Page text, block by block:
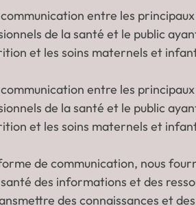
entre les
de la santé et le public
et les soins maternels et
entre les
de la santé et le public
et les soins maternels et
de communication, nous
des informations et des
des connaissances et des